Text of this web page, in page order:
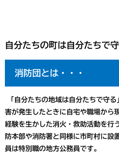
自分たちの町は自分たちで守
消防団とは・・・
「自分たちの地域は自分たちで守
害が発生したときに自宅や職場から
経験を生かした消火・救助活動を行
防本部や消防署と同様に市町村に設
員は特別職の地方公務員です。